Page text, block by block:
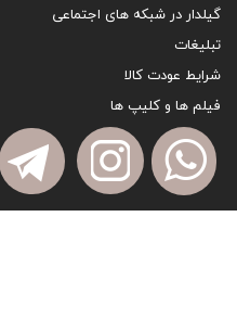
گیلدار در شبکه های اجتماعی
تبلیغات
شرایط عودت کالا
فیلم ها و کلیپ ها